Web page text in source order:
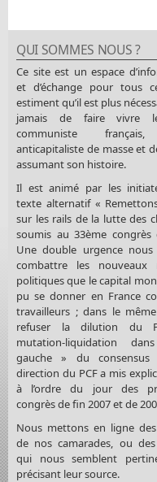
QUI SOMMES NOUS ?
Ce site est un espace
et d’échange pour tous
estiment qu’il est plus
jamais de faire vivre
communiste
anticapitaliste de masse et
assumant son histoire.
Il est animé par les
texte alternatif «
sur les rails de la lutte des
soumis au 33ème congrès
Une double urgence nous
combattre les nouveaux
politiques que le capital
pu se donner en France
travailleurs ; dans le
refuser la dilution du
mutation-liquidation
gauche » du
direction du PCF a mis
à l’ordre du jour des
congrès de fin 2007 et de
Nous mettons en ligne
de nos camarades, ou
qui nous semblent
précisant leur source.